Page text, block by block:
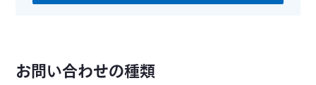
お問い合わせの種類